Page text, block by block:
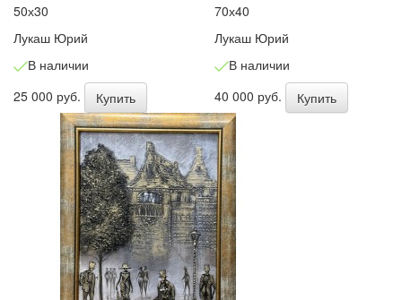
50х30
Лукаш Юрий
В наличии
25 000 руб.
Купить
70х40
Лукаш Юрий
В наличии
40 000 руб.
Купить